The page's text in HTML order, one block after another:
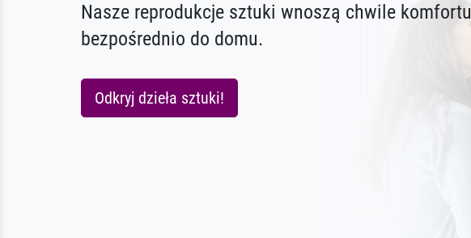
Nasze reprodukcje sztuki wnoszą chwile komfortu
bezpośrednio do domu.
Odkryj dzieła sztuki!